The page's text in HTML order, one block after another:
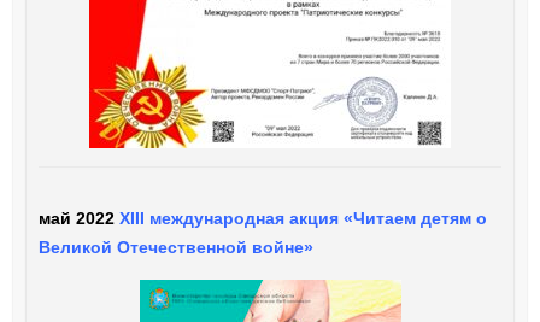
май 2022 XIII международная акция «Читаем детям о
Великой Отечественной войне»